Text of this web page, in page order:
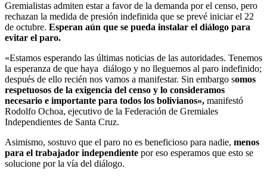
Gremialistas admiten estar a favor de la demanda por el censo, pero
rechazan la medida de presión indefinida que se prevé iniciar el 22
de octubre. Esperan aún que se pueda instalar el diálogo para
evitar el paro.
«Estamos esperando las últimas noticias de las autoridades. Tenemos
la esperanza de que haya diálogo y no lleguemos al paro indefinido;
después de ello recién nos vamos a manifestar. Sin embargo somos
respetuosos de la exigencia del censo y lo consideramos
necesario e importante para todos los bolivianos», manifestó
Rodolfo Ochoa, ejecutivo de la Federación de Gremiales
Independientes de Santa Cruz.
Asimismo, sostuvo que el paro no es beneficioso para nadie, menos
para el trabajador independiente por eso esperamos que esto se
solucione por la vía del diálogo.